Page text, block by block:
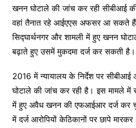
खनन घोटाले की जांच कर रही सीबीआई
वहां तैनात रहे आईएएस अफसर आ सकते
सिद्घार्थनगर और शामली में हुए खनन
बढ़ाते हुए उसमें मुकदमा दर्ज कर सकती है।
2016 में न्यायालय के निर्देश पर
घोटाले की जांच कर रही है। इस मामले में
में हुए अवैध खनन की एफआईआर दर्ज
में दर्ज आरोपियों केठिकानों पर छापे